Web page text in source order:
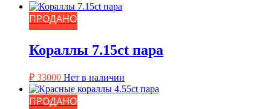
ПРОДАНО
Кораллы 7.15ct пара
₽ 33000 Нет в наличии
ПРОДАНО